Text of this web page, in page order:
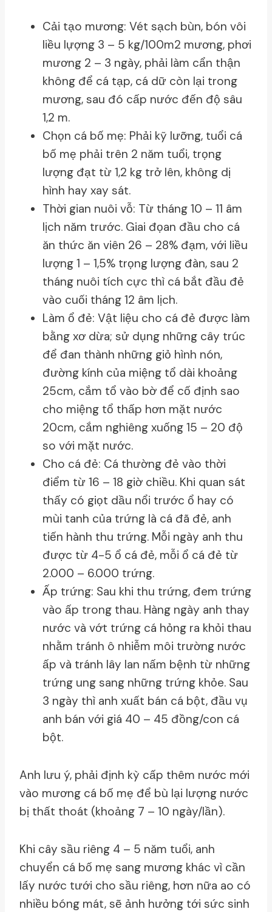
Cải tạo mương: Vét sạch bùn, bón vôi
liều lựợng 3 – 5 kg/100m2 mương, phơi
mương 2 – 3 ngày, phải làm cẩn thận
không để cá tạp, cá dữ còn lại trong
mương, sau đó cấp nước đến độ sâu
1,2 m.
Chọn cá bố mẹ: Phải kỹ lưỡng, tuổi cá
bố mẹ phải trên 2 năm tuổi, trọng
lượng đạt từ 1,2 kg trở lên, không dị
hình hay xay sát.
Thời gian nuôi vỗ: Từ tháng 10 – 11 âm
lịch năm trước. Giai đọan đầu cho cá
ăn thức ăn viên 26 – 28% đạm, với liều
lượng 1 – 1,5% trọng lượng đàn, sau 2
tháng nuôi tích cực thì cá bắt đầu đẻ
vào cuối tháng 12 âm lịch.
Làm ổ đẻ: Vật liệu cho cá đẻ được làm
bằng xơ dừa; sử dụng những cây trúc
để đan thành những giỏ hình nón,
đường kính của miệng tổ dài khoảng
25cm, cắm tổ vào bờ để cố định sao
cho miệng tổ thấp hơn mặt nước
20cm, cắm nghiêng xuống 15 – 20 độ
so với mặt nước.
Cho cá đẻ: Cá thường đẻ vào thời
điểm từ 16 – 18 giờ chiều. Khi quan sát
thấy có giọt dầu nổi trước ổ hay có
mùi tanh của trứng là cá đã đẻ, anh
tiến hành thu trứng. Mỗi ngày anh thu
được từ 4-5 ổ cá đẻ, mỗi ổ cá đẻ từ
2.000 – 6.000 trứng.
Ấp trứng: Sau khi thu trứng, đem trứng
vào ấp trong thau. Hàng ngày anh thay
nước và vớt trứng cá hỏng ra khỏi thau
nhằm tránh ô nhiễm môi trường nước
ấp và tránh lây lan nấm bệnh từ những
trứng ung sang những trứng khỏe. Sau
3 ngày thì anh xuất bán cá bột, đầu vụ
anh bán với giá 40 – 45 đồng/con cá
bột.
Anh lưu ý, phải định kỳ cấp thêm nước mới
vào mương cá bố mẹ để bù lại lượng nước
bị thất thoát (khoảng 7 – 10 ngày/lần).
Khi cây sầu riêng 4 – 5 năm tuổi, anh
chuyển cá bố mẹ sang mương khác vì cần
lấy nước tưới cho sầu riêng, hơn nữa ao có
nhiều bóng mát, sẽ ảnh hưởng tới sức sinh